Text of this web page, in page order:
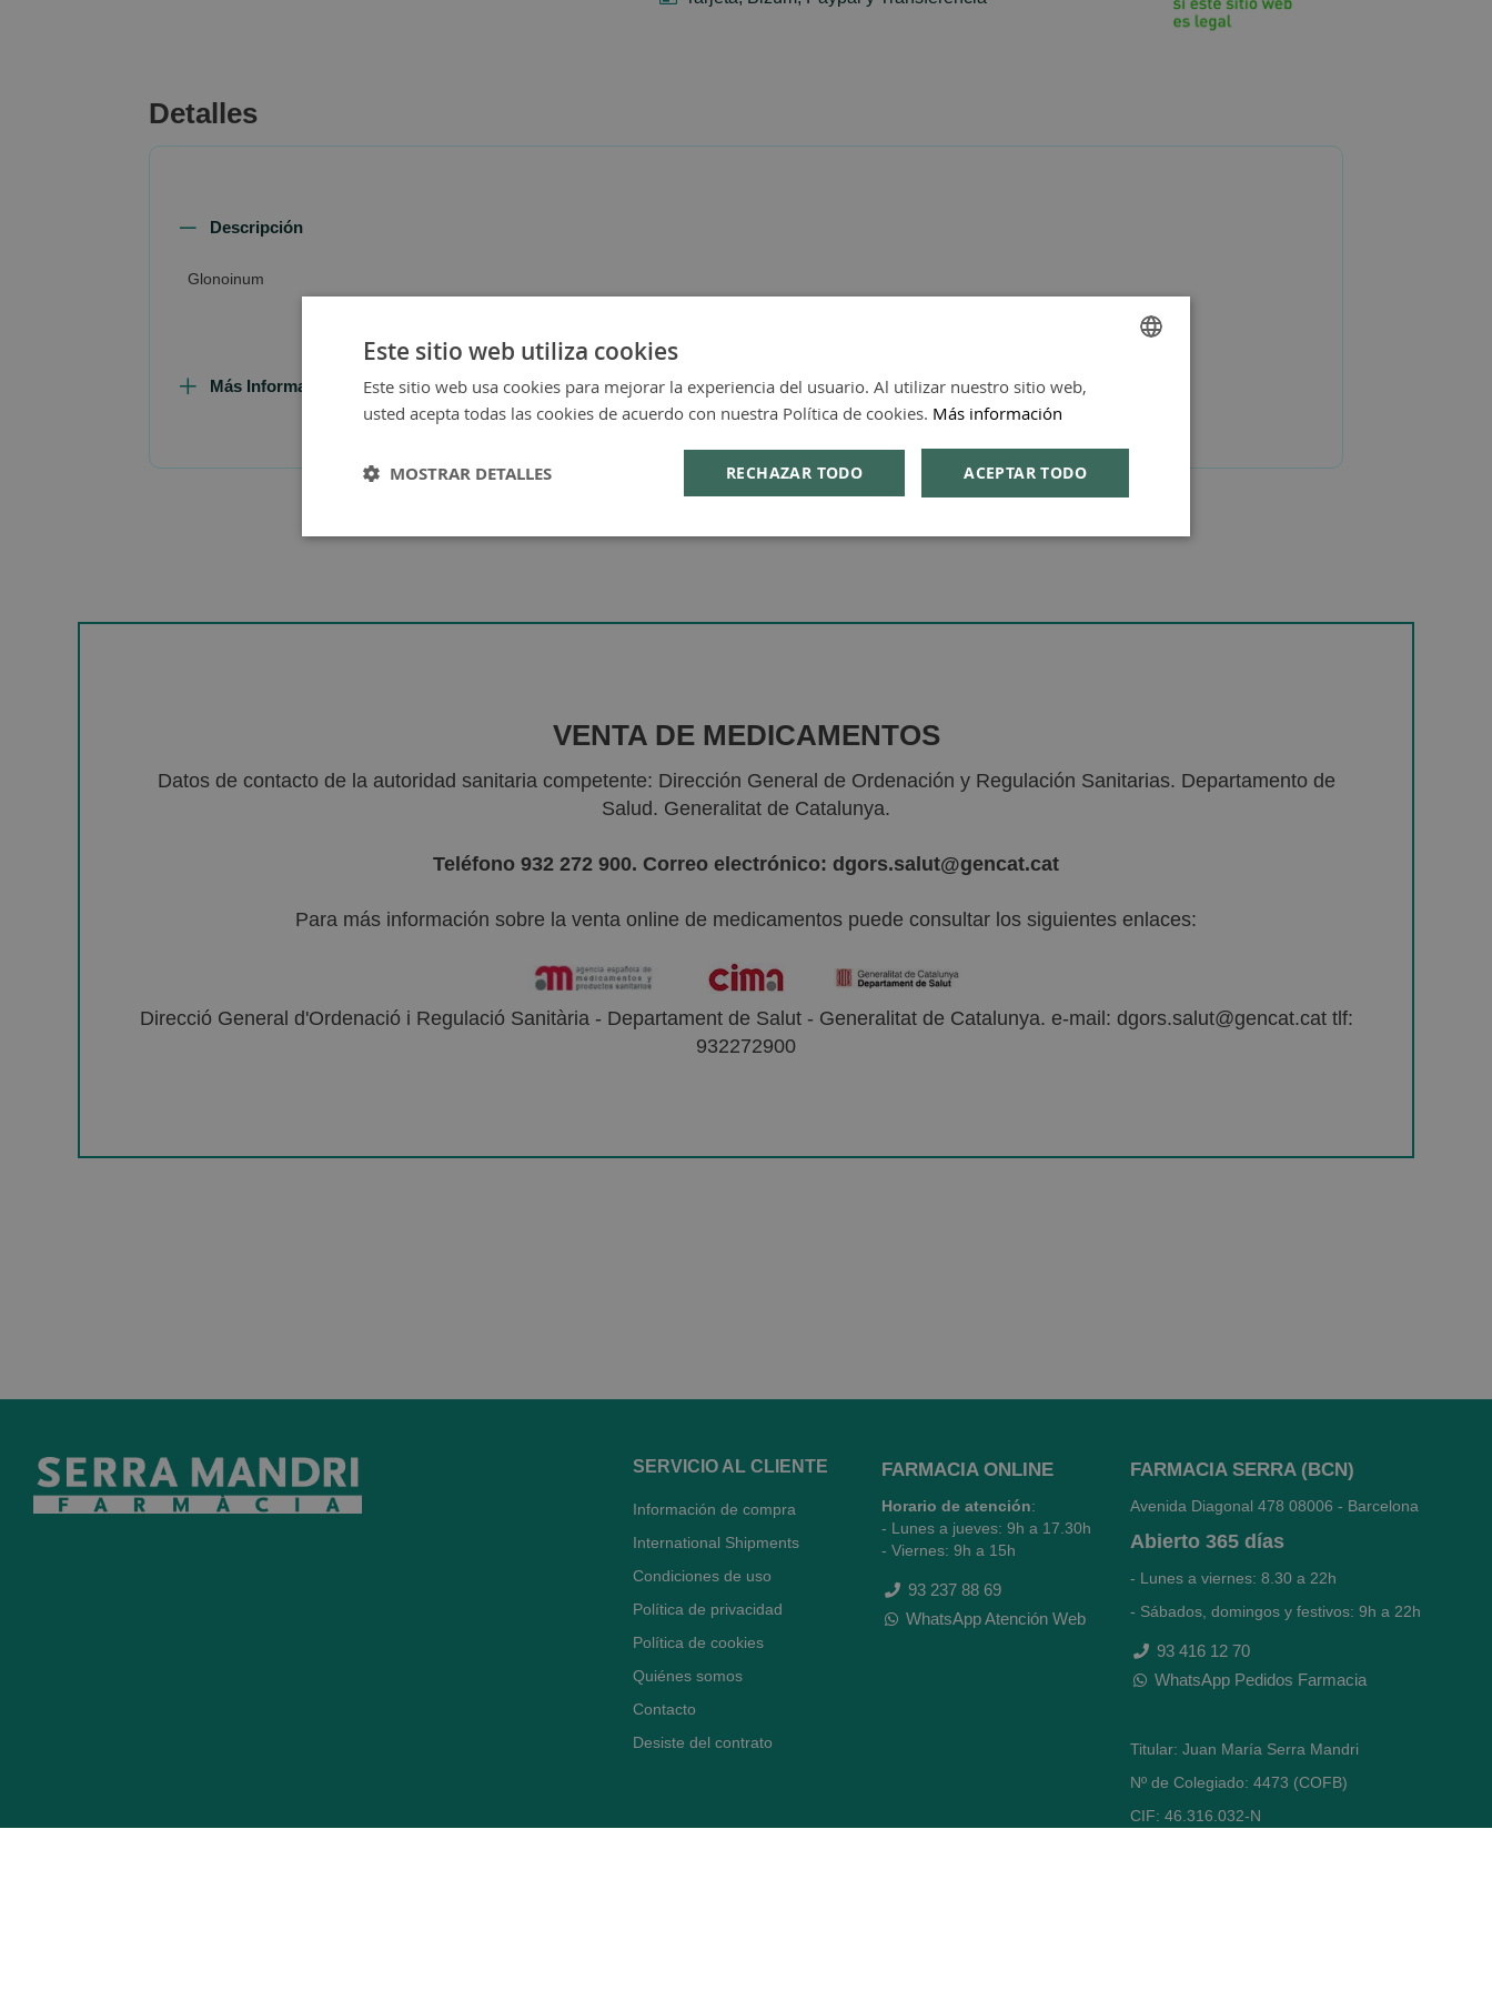
Detalles
Descripción
Glonoinum
Más Información
VENTA DE MEDICAMENTOS
Datos de contacto de la autoridad sanitaria competente: Dirección General de Ordenación y Regulación Sanitarias. Departamento de
Salud. Generalitat de Catalunya.
Teléfono 932 272 900. Correo electrónico: dgors.salut@gencat.cat
Para más información sobre la venta online de medicamentos puede consultar los siguientes enlaces:
Direcció General d'Ordenació i Regulació Sanitària - Departament de Salut - Generalitat de Catalunya. e-mail: dgors.salut@gencat.cat tlf:
932272900
SERVICIO AL CLIENTE
Información de compra
International Shipments
Condiciones de uso
Política de privacidad
Política de cookies
Quiénes somos
Contacto
Desiste del contrato
FARMACIA ONLINE
Horario de atención:
- Lunes a jueves: 9h a 17.30h
- Viernes: 9h a 15h
93 237 88 69
WhatsApp Atención Web
FARMACIA SERRA (BCN)
Avenida Diagonal 478 08006 - Barcelona
Abierto 365 días
- Lunes a viernes: 8.30 a 22h
- Sábados, domingos y festivos: 9h a 22h
93 416 12 70
WhatsApp Pedidos Farmacia
Titular: Juan María Serra Mandri
Nº de Colegiado: 4473 (COFB)
CIF: 46.316.032-N
Este sitio web utiliza cookies
Este sitio web usa cookies para mejorar la experiencia del usuario. Al utilizar nuestro sitio web,
usted acepta todas las cookies de acuerdo con nuestra Política de cookies. Más información
ACEPTAR TODO
RECHAZAR TODO
MOSTRAR DETALLES